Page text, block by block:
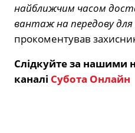
найближчим часом
вантаж на передову для
прокоментував
Слідкуйте за нашими
каналі Субота Онлайн